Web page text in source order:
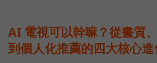
AI 電視可以幹嘛？從畫質
到個人化推薦的四大核心